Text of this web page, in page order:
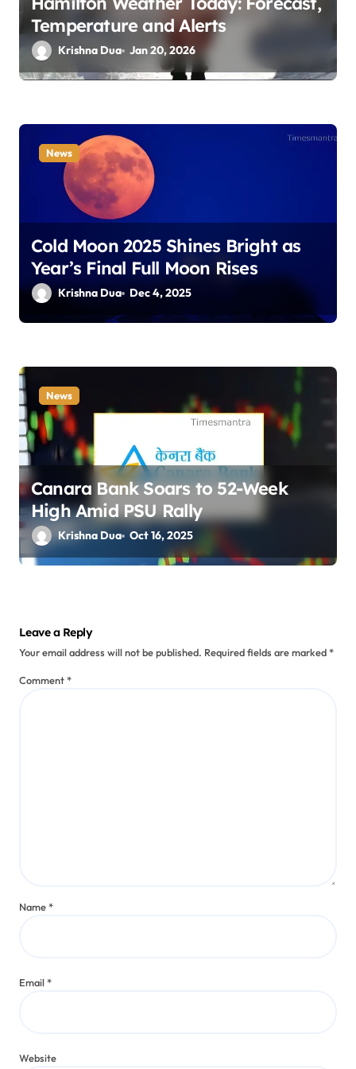
nTemperature and Alerts
Krishna Dua Jan 20, 2026
News
Cold Moon 2025 Shines Bright as
Year’s Final Full Moon Rises
Krishna Dua Dec 4, 2025
News
Canara Bank Soars to 52-Week
High Amid PSU Rally
Krishna Dua Oct 16, 2025
Leave a Reply
Your email address will not be published. Required fields are marked*
Comment*
Name*
Email*
Website